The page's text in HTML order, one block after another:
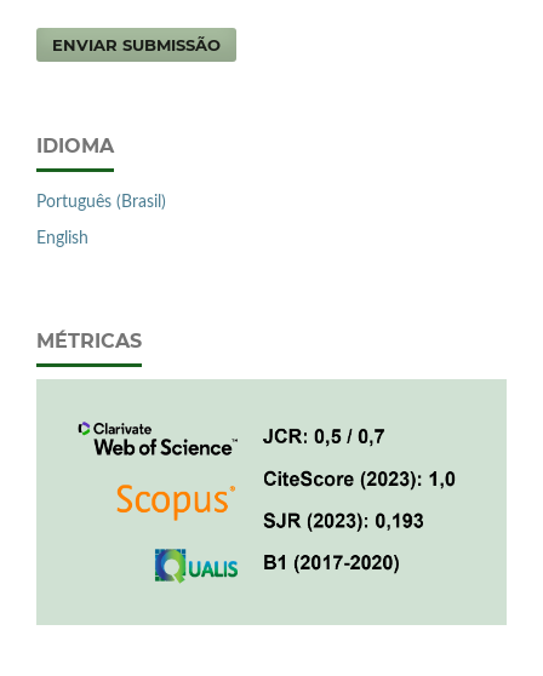
ENVIAR SUBMISSÃO
IDIOMA
Português (Brasil)
English
MÉTRICAS